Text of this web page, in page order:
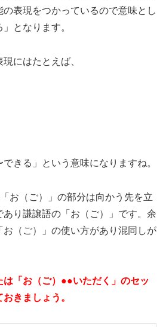
表現をつかっているので意味とし
となります。
にはたとえば、
きる」という意味になりますね。
お（ご）」の部分は向かう先を立
り謙譲語の「お（ご）」です。余
（ご）」の使い方があり混同しが
「お（ご）●●いただく」のセッ
きましょう。